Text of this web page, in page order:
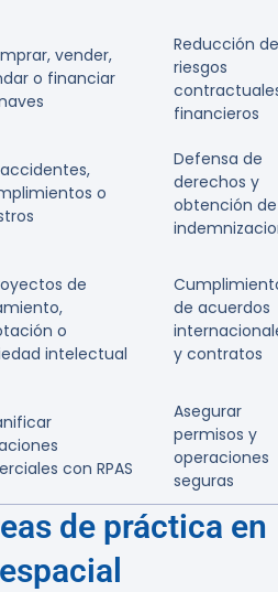
vender,
o financiar
Reducción de
riesgos
financieros
o
Defensa de
derechos y
obtención de
de
o
intelectual
de acuerdos
y contratos
con RPAS
Asegurar
permisos y
operaciones
seguras
de práctica en